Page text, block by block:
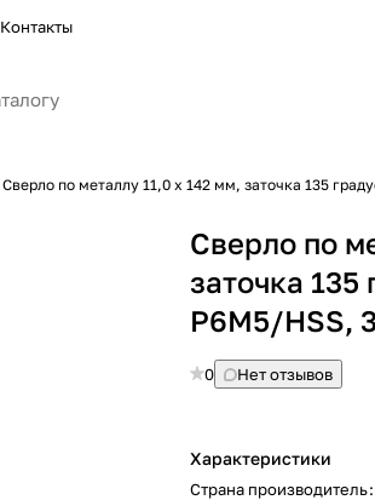
Контакты
Сверло по металлу 11,0 х 142 мм, заточка 135
Сверло по
заточка 135
P6M5/HSS,
0 Нет отзывов
Характеристики
Страна производитель: